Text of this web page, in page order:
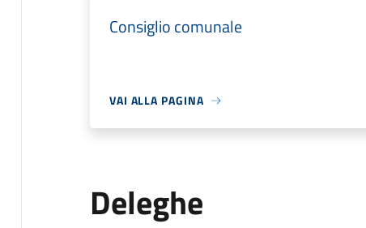
Consiglio comunale
VAI ALLA PAGINA
Deleghe